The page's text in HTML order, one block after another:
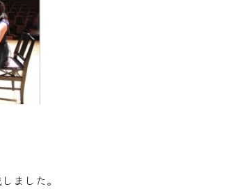
ました。